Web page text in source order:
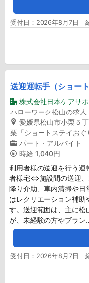
受付日：2026年8月7日
送迎運転手（ショー
株式会社日本ケアサポ
ハローワーク松山の求人
愛媛県松山市小栗５
栗「ショートステイおぐ
パート・アルバイト
時給 1,040円
利用者様の送迎を行う運
者様宅⇔施設間の送迎、
降り介助、車内清掃や日
はレクリエーション補助
す。送迎範囲は、主に松
が、未経験の方やブラン
受付日：2026年8月7日